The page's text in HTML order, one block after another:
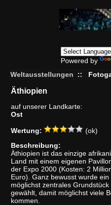
Powered by
Weltausstellungen
::
Äthiopien
auf unserer Landkarte:
Ost
Wertung:
(ok)
Beschreibung:
Äthiopien ist das einzige
Land mit einem eigenen
der Expo 2000 (Kosten: 2
Euro). Ganz bewusst wurde ein
möglichst zentrales Grundstück
gewählt, damit möglichst viele
kommen.